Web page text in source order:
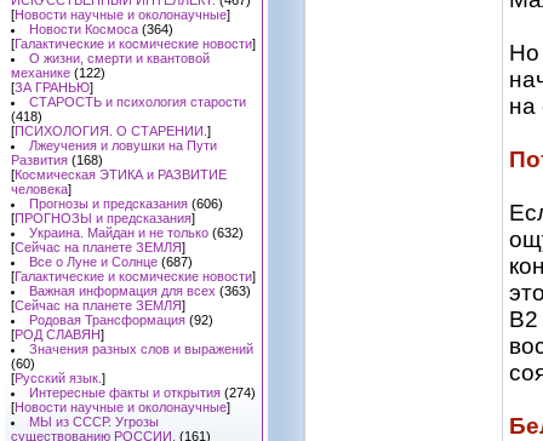
[Новости научные и околонаучные]
Новости Космоса (364)
[Галактические и космические новости]
О жизни, смерти и квантовой
механике (122)
[ЗА ГРАНЬЮ]
СТАРОСТЬ и психология старости
(418)
[ПСИХОЛОГИЯ. О СТАРЕНИИ. ]
Лжеучения и ловушки на Пути
Развития (168)
[Космическая ЭТИКА и РАЗВИТИЕ
человека]
Прогнозы и предсказания (606)
[ПРОГНОЗЫ и предсказания]
Украина. Майдан и не только (632)
[Сейчас на планете ЗЕМЛЯ]
Все о Луне и Солнце (687)
[Галактические и космические новости]
Важная информация для всех (363)
[Сейчас на планете ЗЕМЛЯ]
Родовая Трансформация (92)
[РОД СЛАВЯН]
Значения разных слов и выражений
(60)
[Русский язык. ]
Интересные факты и открытия (274)
[Новости научные и околонаучные]
МЫ из СССР. Угрозы
существованию РОССИИ. (161)
на
В2